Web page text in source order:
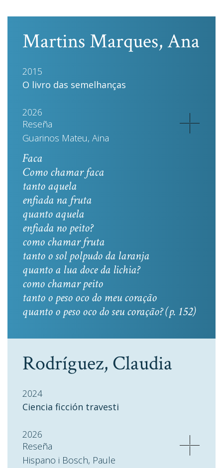
Martins Marques, Ana
2015
O livro das semelhanças
2026
Reseña
Guarinos Mateu, Aina
Faca
Como chamar faca
tanto aquela
enfiada na fruta
quanto aquela
enfiada no peito?
como chamar fruta
tanto o sol polpudo da laranja
quanto a lua doce da lichia?
como chamar peito
tanto o peso oco do meu coração
quanto o peso oco do seu coração? (p. 152)
Rodríguez, Claudia
2024
Ciencia ficción travesti
2026
Reseña
Hispano i Bosch, Paule